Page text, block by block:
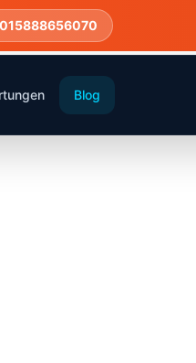
015888656070
Blog